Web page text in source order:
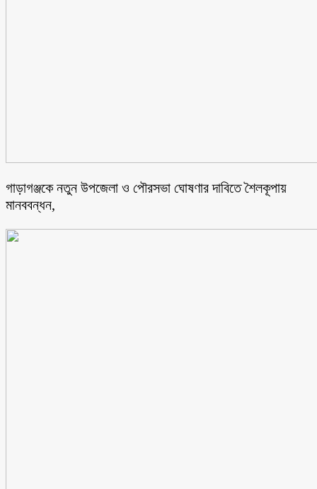
গাড়াগঞ্জকে নতুন উপজেলা ও পৌরসভা ঘোষণার দাবিতে শৈলকূপায়
মানববন্ধন,